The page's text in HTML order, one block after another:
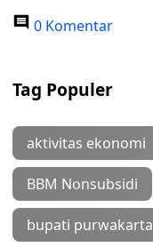
0 Komentar
Tag Populer
aktivitas ekonomi
BBM Nonsubsidi
bupati purwakarta